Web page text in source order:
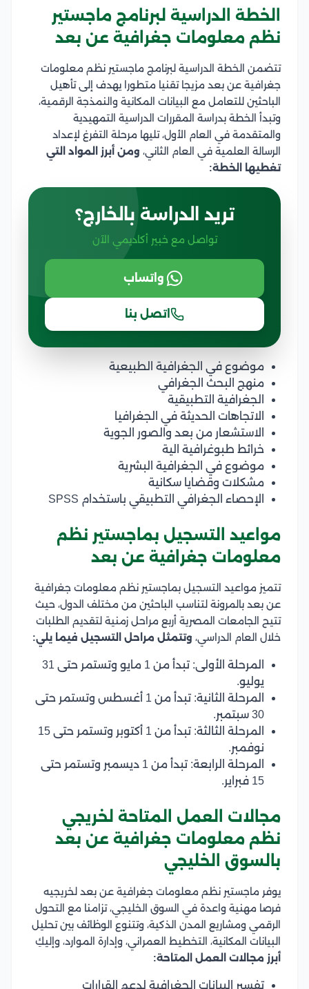
الخطة الدراسية لبرنامج ماجستير
نظم معلومات جغرافية عن بعد
تتضمن الخطة الدراسية لبرنامج ماجستير نظم معلومات
جغرافية عن بعد مزيجا تقنيا متطورا يهدف إلى تأهيل
الباحثين للتعامل مع البيانات المكانية والنمذجة الرقمية،
وتبدأ الخطة بدراسة المقررات الدراسية التمهيدية
والمتقدمة في العام الأول، تليها مرحلة التفرغ لإعداد
الرسالة العلمية في العام الثاني، ومن أبرز المواد التي
تغطيها الخطة:
تريد الدراسة بالخارج؟
تواصل مع خبير أكاديمي الآن
واتساب
اتصل بنا
موضوع في الجغرافية الطبيعية
منهج البحث الجغرافي
الجغرافية التطبيقية
الاتجاهات الحديثة في الجغرافيا
الاستشعار من بعد والصور الجوية
خرائط طبوغرافية الية
موضوع في الجغرافية البشرية
مشكلات وقضايا سكانية
الإحصاء الجغرافي التطبيقي باستخدام SPSS
مواعيد التسجيل بماجستير نظم
معلومات جغرافية عن بعد
تتميز مواعيد التسجيل بماجستير نظم معلومات جغرافية
عن بعد بالمرونة لتناسب الباحثين من مختلف الدول، حيث
تتيح الجامعات المصرية أربع مراحل زمنية لتقديم الطلبات
خلال العام الدراسي، وتتمثل مراحل التسجيل فيما يلي:
المرحلة الأولى: تبدأ من 1 مايو وتستمر حتى 31
يوليو.
المرحلة الثانية: تبدأ من 1 أغسطس وتستمر حتى
30 سبتمبر.
المرحلة الثالثة: تبدأ من 1 أكتوبر وتستمر حتى 15
نوفمبر.
المرحلة الرابعة: تبدأ من 1 ديسمبر وتستمر حتى
15 فبراير.
مجالات العمل المتاحة لخريجي
نظم معلومات جغرافية عن بعد
بالسوق الخليجي
يوفر ماجستير نظم معلومات جغرافية عن بعد لخريجيه
فرصا مهنية واعدة في السوق الخليجي، تزامنا مع التحول
الرقمي ومشاريع المدن الذكية، وتتنوع الوظائف بين تحليل
البيانات المكانية، التخطيط العمراني، وإدارة الموارد، وإليكِ
أبرز مجالات العمل المتاحة:
تفسير البيانات الجغرافية لدعم القرارات